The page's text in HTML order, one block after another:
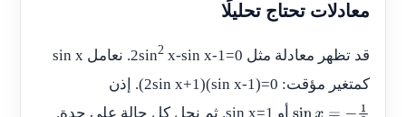
معادلات تحتاج تحليلًا
قد تظهر معادلة مثل 2sin2 x-sin x-1=0 . نعامل sin x
كمتغير مؤقت: (2sin x+1)(sin x-1)=0. إذن
أو sin x=1. ثم نحل كل حالة على حدة.